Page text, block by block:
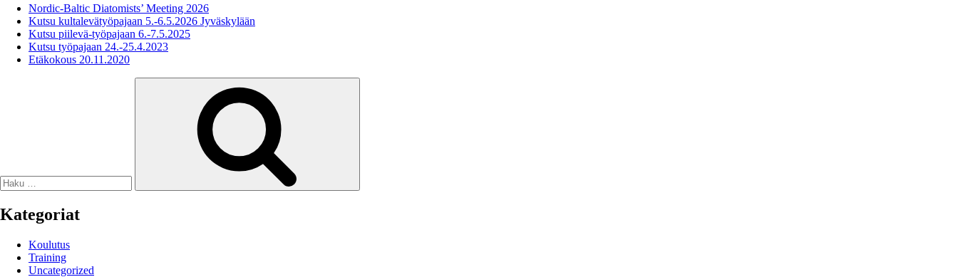
Nordic-Baltic Diatomists’ Meeting 2026
Kutsu kultalevätyöpajaan 5.-6.5.2026 Jyväskylään
Kutsu piilevä-työpajaan 6.-7.5.2025
Kutsu työpajaan 24.-25.4.2023
Etäkokous 20.11.2020
Kategoriat
Koulutus
Training
Uncategorized